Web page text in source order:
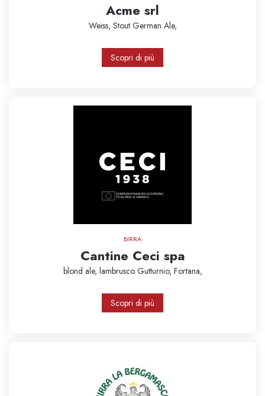
Acme srl
Weiss, Stout German Ale,
Scopri di più
BIRRA
Cantine Ceci spa
blond ale, lambrusco Gutturnio, Fortana,
Scopri di più